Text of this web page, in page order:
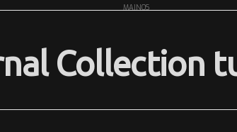
MAINOS
Collection